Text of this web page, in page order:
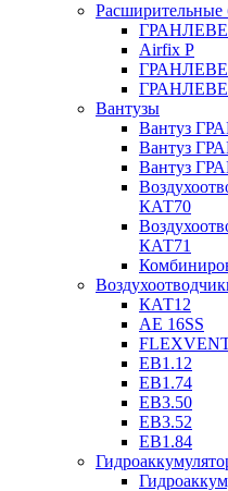
Расширительные
Airfix P
Вантузы
Вантуз
Вантуз
Вантуз
КАТ70
КАТ71
КАТ12
AE 16SS
EB1.12
EB1.74
EB3.50
EB3.52
EB1.84